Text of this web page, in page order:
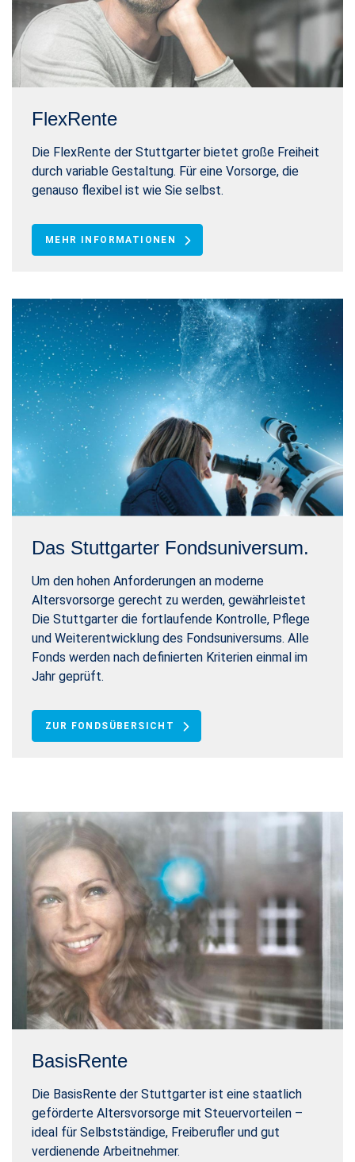
FlexRente
Die FlexRente der Stuttgarter bietet große Freiheit
durch variable Gestaltung. Für eine Vorsorge, die
genauso flexibel ist wie Sie selbst.
MEHR INFORMATIONEN
Das Stuttgarter Fondsuniversum.
Um den hohen Anforderungen an moderne
Altersvorsorge gerecht zu werden, gewährleistet
Die Stuttgarter die fortlaufende Kontrolle, Pflege
und Weiterentwicklung des Fondsuniversums. Alle
Fonds werden nach definierten Kriterien einmal im
Jahr geprüft.
ZUR FONDSÜBERSICHT
BasisRente
Die BasisRente der Stuttgarter ist eine staatlich
geförderte Altersvorsorge mit Steuervorteilen –
ideal für Selbstständige, Freiberufler und gut
verdienende Arbeitnehmer.